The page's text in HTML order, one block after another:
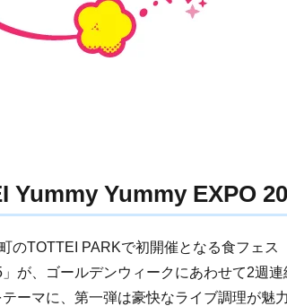
Yummy Yummy EXPO
のTOTTEI PARKで初開催となる食フェス
が、ゴールデンウィークにあわせて2週
テーマに、第一弾は豪快なライブ調理が魅